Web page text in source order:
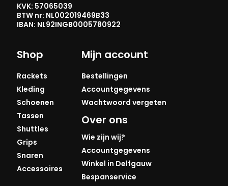
KVK: 57065039
BTW nr: NL002019469B33
IBAN: NL92INGB0005780922
Shop
Rackets
Kleding
Schoenen
Tassen
Shuttles
Grips
Snaren
Accessoires
Mijn account
Bestellingen
Accountgegevens
Wachtwoord vergeten
Over ons
Wie zijn wij?
Accountgegevens
Winkel in Delfgauw
Bespanservice